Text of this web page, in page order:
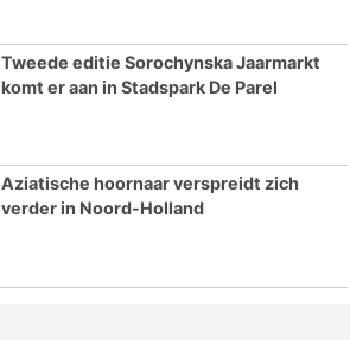
Tweede editie Sorochynska Jaarmarkt
komt er aan in Stadspark De Parel
Aziatische hoornaar verspreidt zich
verder in Noord-Holland